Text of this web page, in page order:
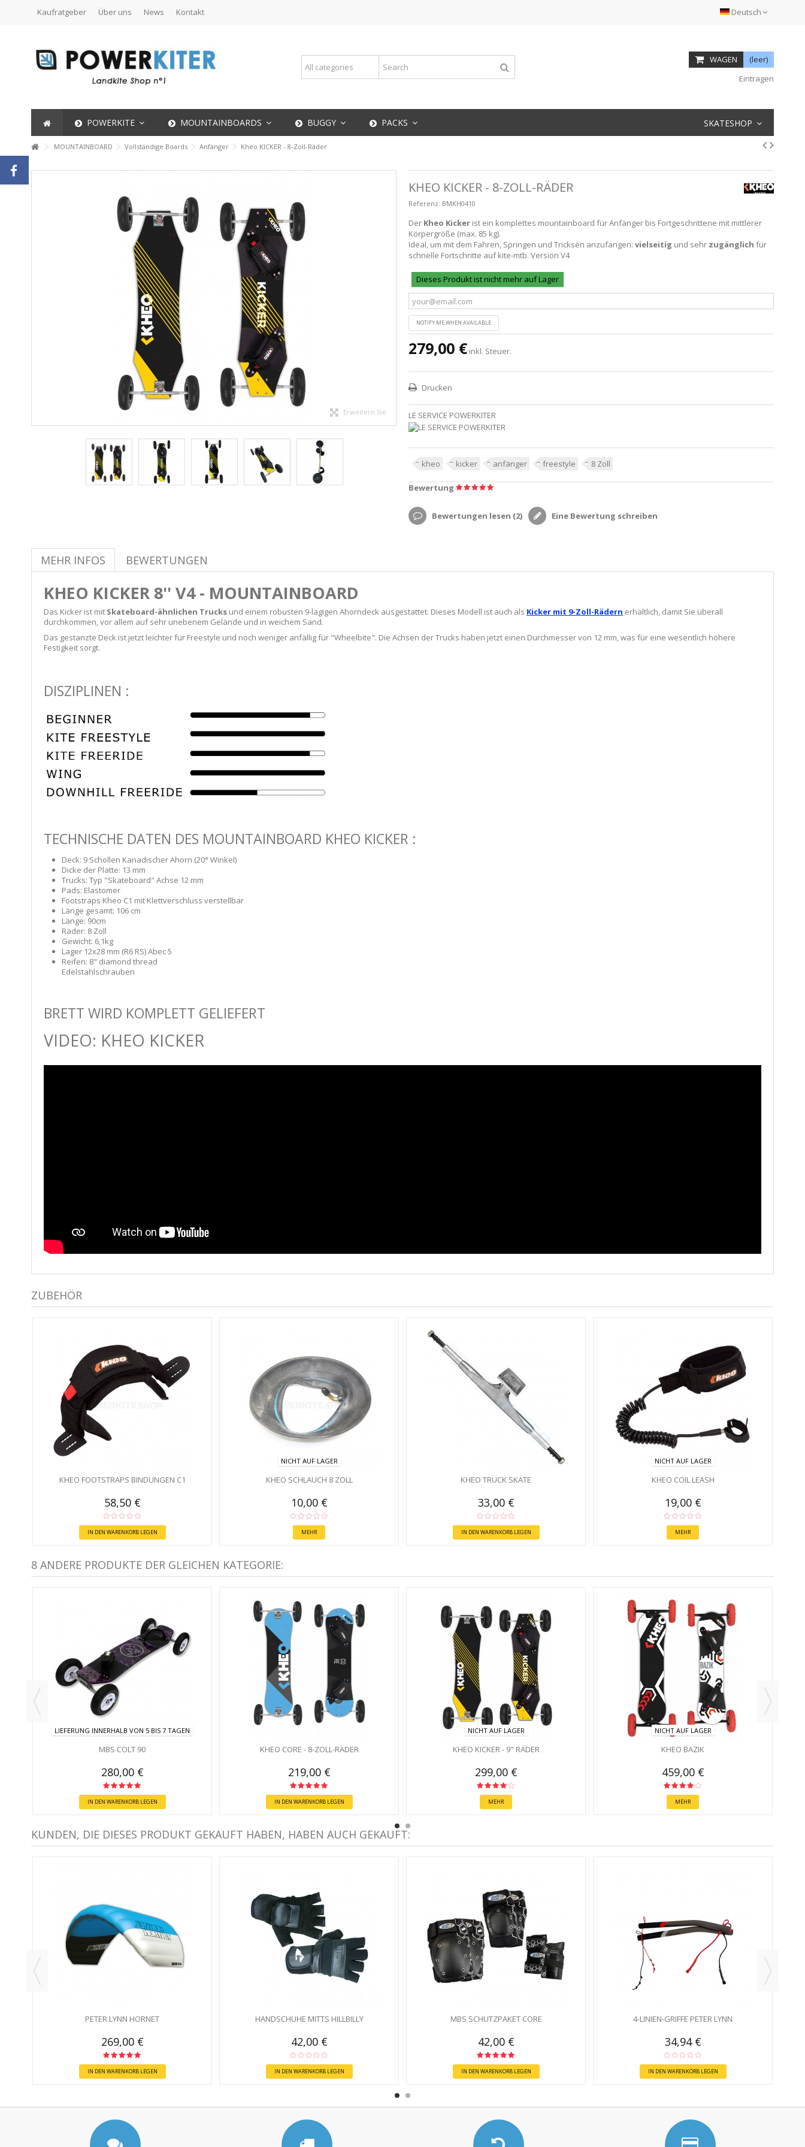
Deutsch
Kaufratgeber Über uns News Kontakt
WAGEN
(leer)
Eintragen
POWERKITE MOUNTAINBOARDS BUGGY PACKS SKATESHOP
MOUNTAINBOARD Vollständige Boards Anfänger Kheo KICKER - 8-Zoll-Räder
Erweitern Sie
KHEO KICKER - 8-ZOLL-RÄDER
Referenz: BMKH0410
Der Kheo Kicker ist ein komplettes mountainboard für Anfänger bis Fortgeschrittene mit mittlerer
Körpergröße (max. 85 kg).
Ideal, um mit dem Fahren, Springen und Tricksen anzufangen: vielseitig und sehr zugänglich für
schnelle Fortschritte auf kite-mtb. Version V4
Dieses Produkt ist nicht mehr auf Lager
NOTIFY ME WHEN AVAILABLE
279,00 € inkl. Steuer.
Drucken
LE SERVICE POWERKITER
kheo kicker anfänger freestyle 8 Zoll
Bewertung
Bewertungen lesen (2) Eine Bewertung schreiben
MEHR INFOS BEWERTUNGEN
KHEO KICKER 8'' V4 - MOUNTAINBOARD
Das Kicker ist mit Skateboard-ähnlichen Trucks und einem robusten 9-lagigen Ahorndeck ausgestattet. Dieses Modell ist auch als Kicker mit 9-Zoll-Rädern erhältlich, damit Sie überall
durchkommen, vor allem auf sehr unebenem Gelände und in weichem Sand.
Das gestanzte Deck ist jetzt leichter für Freestyle und noch weniger anfällig für "Wheelbite". Die Achsen der Trucks haben jetzt einen Durchmesser von 12 mm, was für eine wesentlich höhere
Festigkeit sorgt.
DISZIPLINEN :
TECHNISCHE DATEN DES MOUNTAINBOARD KHEO KICKER :
Deck: 9 Schollen Kanadischer Ahorn (20° Winkel)
Dicke der Platte: 13 mm
Trucks: Typ "Skateboard" Achse 12 mm
Pads: Elastomer
Footstraps Kheo C1 mit Klettverschluss verstellbar
Länge gesamt: 106 cm
Länge: 90cm
Räder: 8 Zoll
Gewicht: 6,1kg
Lager 12x28 mm (R6 RS) Abec 5
Reifen: 8" diamond thread
Edelstahlschrauben
BRETT WIRD KOMPLETT GELIEFERT
VIDEO: KHEO KICKER
ZUBEHÖR
KHEO FOOTSTRAPS BINDUNGEN C1
58,50 €
IN DEN WARENKORB LEGEN
NICHT AUF LAGER
KHEO SCHLAUCH 8 ZOLL
10,00 €
MEHR
KHEO TRUCK SKATE
33,00 €
IN DEN WARENKORB LEGEN
NICHT AUF LAGER
KHEO COIL LEASH
19,00 €
MEHR
8 ANDERE PRODUKTE DER GLEICHEN KATEGORIE:
LIEFERUNG INNERHALB VON 5 BIS 7 TAGEN
MBS COLT 90
280,00 €
IN DEN WARENKORB LEGEN
KHEO CORE - 8-ZOLL-RÄDER
219,00 €
IN DEN WARENKORB LEGEN
NICHT AUF LAGER
KHEO KICKER - 9" RÄDER
299,00 €
MEHR
NICHT AUF LAGER
KHEO BAZIK
459,00 €
MEHR
KUNDEN, DIE DIESES PRODUKT GEKAUFT HABEN, HABEN AUCH GEKAUFT:
PETER LYNN HORNET
269,00 €
IN DEN WARENKORB LEGEN
HANDSCHUHE MITTS HILLBILLY
42,00 €
IN DEN WARENKORB LEGEN
MBS SCHUTZPAKET CORE
42,00 €
IN DEN WARENKORB LEGEN
4-LINIEN-GRIFFE PETER LYNN
34,94 €
IN DEN WARENKORB LEGEN